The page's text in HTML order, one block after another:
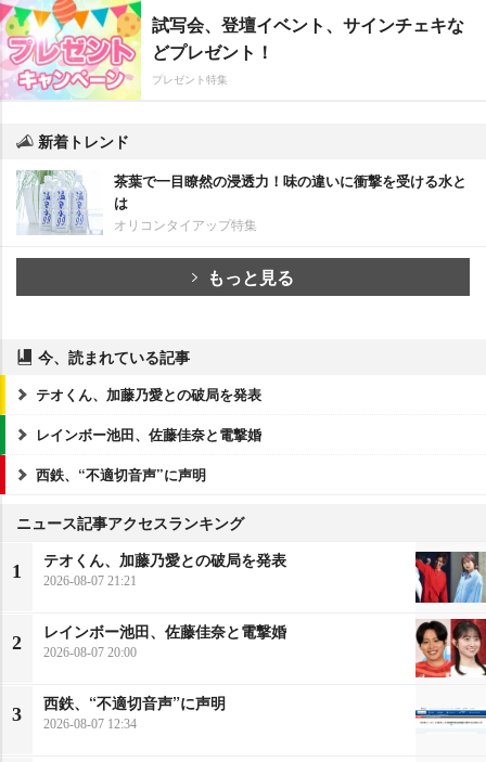
試写会、登壇イベント、サインチェキな
どプレゼント！
プレゼント特集
新着トレンド
茶葉で一目瞭然の浸透力！味の違いに衝撃を受ける水と
は
オリコンタイアップ特集
もっと見る
今、読まれている記事
テオくん、加藤乃愛との破局を発表
レインボー池田、佐藤佳奈と電撃婚
西鉄、“不適切音声”に声明
ニュース記事アクセスランキング
1
テオくん、加藤乃愛との破局を発表
2026-08-07 21:21
2
レインボー池田、佐藤佳奈と電撃婚
2026-08-07 20:00
3
西鉄、“不適切音声”に声明
2026-08-07 12:34